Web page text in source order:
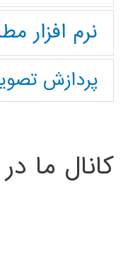
نرم افزار
پردازش
کانال ما